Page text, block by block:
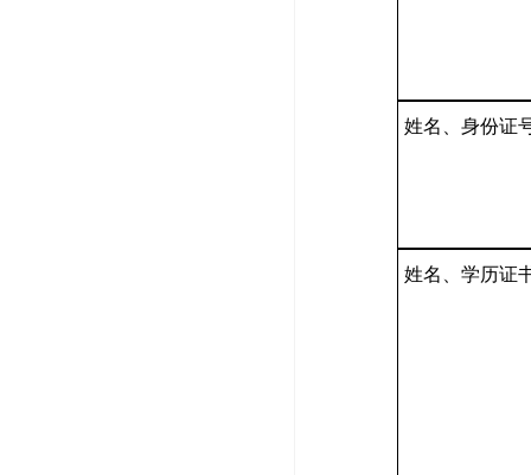
姓名、身份证
姓名、学历证